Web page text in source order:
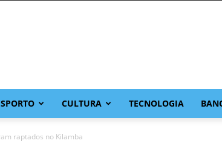
CULTURA TECNOLOGIA
raptados no Kilamba